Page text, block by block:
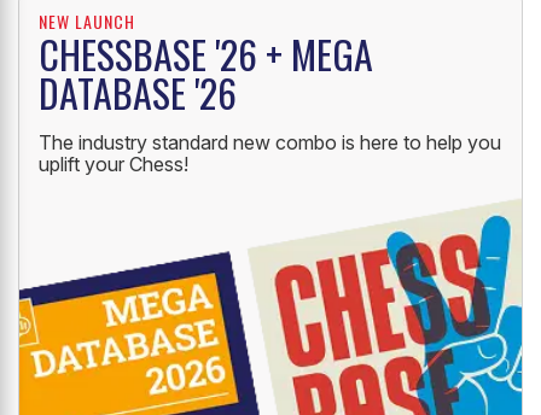
NEW LAUNCH
CHESSBASE '26 + MEGA
DATABASE '26
The industry standard new combo is here to help you
uplift your Chess!